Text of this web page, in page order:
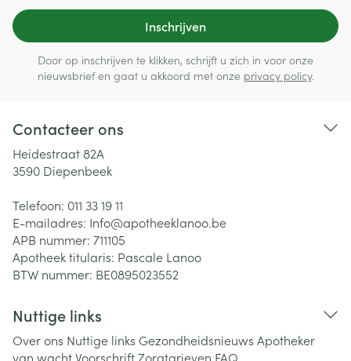
Inschrijven
Door op inschrijven te klikken, schrijft u zich in voor onze
nieuwsbrief en gaat u akkoord met onze privacy policy.
Contacteer ons
Heidestraat 82A
3590 Diepenbeek
Telefoon: 011 33 19 11
E-mailadres: Info@apotheeklanoo.be
APB nummer: 711105
Apotheek titularis: Pascale Lanoo
BTW nummer: BE0895023552
Nuttige links
Over ons Nuttige links Gezondheidsnieuws Apotheker
van wachtVoorschriftZorgtarieven FAQ